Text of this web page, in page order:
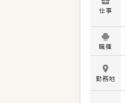
仕事
職種
勤務地